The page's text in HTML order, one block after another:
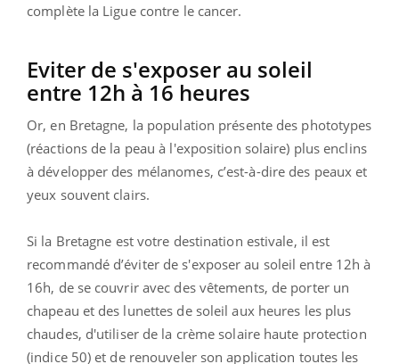
complète la Ligue contre le cancer.
Eviter de s'exposer au soleil
entre 12h à 16 heures
Or, en Bretagne, la population présente des phototypes
(réactions de la peau à l'exposition solaire) plus enclins
à développer des mélanomes, c’est-à-dire des peaux et
yeux souvent clairs.
Si la Bretagne est votre destination estivale, il est
recommandé d’éviter de s'exposer au soleil entre 12h à
16h, de se couvrir avec des vêtements, de porter un
chapeau et des lunettes de soleil aux heures les plus
chaudes, d'utiliser de la crème solaire haute protection
(indice 50) et de renouveler son application toutes les